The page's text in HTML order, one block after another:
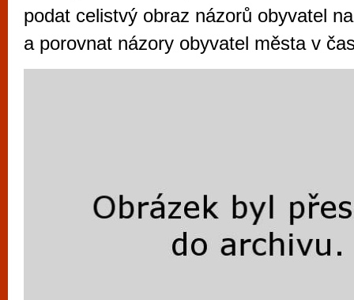
podat celistvý obraz názorů obyvatel
a porovnat názory obyvatel města v
vyzkoušet různé kasinové hry. V
metropoli naleznete širokou nabídku her
po moderní automaty jak pro pravidelné
příležitostné hráče. V...